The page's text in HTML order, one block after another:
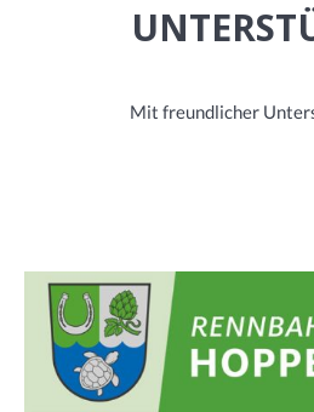
Mit freundlicher